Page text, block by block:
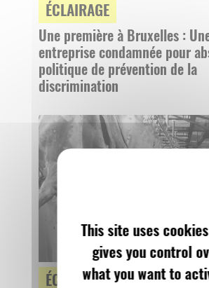
ÉCLAIRAGE
Une première à Bruxelles :
entreprise condamnée pour
politique de prévention de la
discrimination
ÉCLAIRAGE
This site uses
gives you control
what you want to